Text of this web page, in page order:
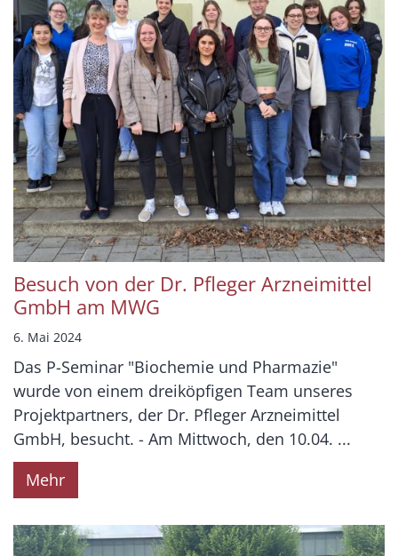
Besuch von der Dr. Pfleger Arzneimittel
GmbH am MWG
6. Mai 2024
Das P-Seminar "Biochemie und Pharmazie"
wurde von einem dreiköpfigen Team unseres
Projektpartners, der Dr. Pfleger Arzneimittel
GmbH, besucht. - Am Mittwoch, den 10.04. ...
Mehr